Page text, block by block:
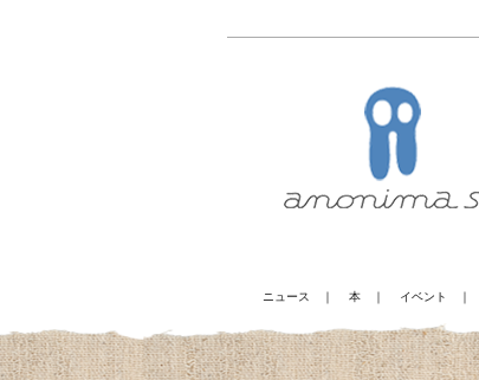
ニュース ｜ 本｜ イベント ｜